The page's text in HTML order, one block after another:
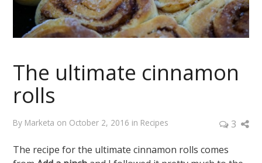
The ultimate cinnamon
rolls
By Marketa on October 2, 2016 in Recipes
3
The recipe for the ultimate cinnamon rolls comes